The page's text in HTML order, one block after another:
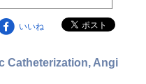
いいね
Catheterization, Angi